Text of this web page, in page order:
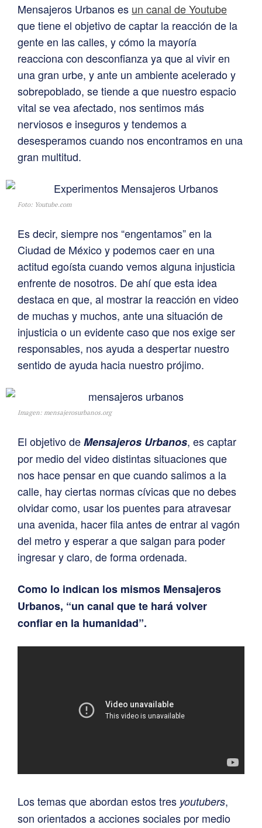
Mensajeros Urbanos es un canal de Youtube
que tiene el objetivo de captar la reacción de la
gente en las calles, y cómo la mayoría
reacciona con desconfianza ya que al vivir en
una gran urbe, y ante un ambiente acelerado y
sobrepoblado, se tiende a que nuestro espacio
vital se vea afectado, nos sentimos más
nerviosos e inseguros y tendemos a
desesperamos cuando nos encontramos en una
gran multitud.
Foto: Youtube.com
Es decir, siempre nos “engentamos” en la
Ciudad de México y podemos caer en una
actitud egoísta cuando vemos alguna injusticia
enfrente de nosotros. De ahí que esta idea
destaca en que, al mostrar la reacción en video
de muchas y muchos, ante una situación de
injusticia o un evidente caso que nos exige ser
responsables, nos ayuda a despertar nuestro
sentido de ayuda hacia nuestro prójimo.
Imagen: mensajerosurbanos.org
El objetivo deMensajeros Urbanos, es captar
por medio del video distintas situaciones que
nos hace pensar en que cuando salimos a la
calle, hay ciertas normas cívicas que no debes
olvidar como, usar los puentes para atravesar
una avenida, hacer fila antes de entrar al vagón
del metro y esperar a que salgan para poder
ingresar y claro, de forma ordenada.
Como lo indican los mismos Mensajeros
Urbanos, “un canal que te hará volver
confiar en la humanidad”.
Los temas que abordan estos tres youtubers,
son orientados a acciones sociales por medio